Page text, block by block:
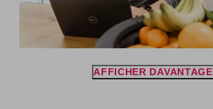
AFFICHER DAVANTAGE